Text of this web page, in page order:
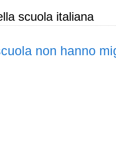
scuola italiana
non hanno